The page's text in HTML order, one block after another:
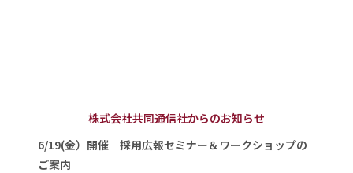
株式会社共同通信社からのお知らせ
6/19(金）開催 採用広報セミナー＆ワークショップの
ご案内